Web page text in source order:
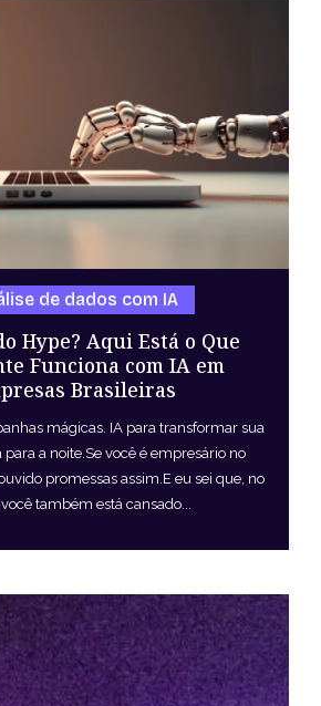
Hype? Aqui Está o Que
Funciona com IA em
Brasileiras
de dados com IA
mágicas. IA para transformar sua
a noite.Se você é empresário no
promessas assim.E eu sei que, no
também está cansado...